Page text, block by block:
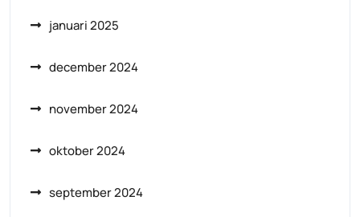
januari 2025
december 2024
november 2024
oktober 2024
september 2024